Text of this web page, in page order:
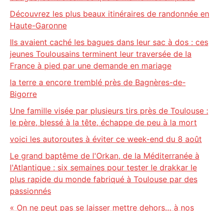
Découvrez les plus beaux itinéraires de randonnée en
Haute-Garonne
Ils avaient caché les bagues dans leur sac à dos : ces
jeunes Toulousains terminent leur traversée de la
France à pied par une demande en mariage
la terre a encore tremblé près de Bagnères-de-
Bigorre
Une famille visée par plusieurs tirs près de Toulouse :
le père, blessé à la tête, échappe de peu à la mort
voici les autoroutes à éviter ce week-end du 8 août
Le grand baptême de l'Orkan, de la Méditerranée à
l'Atlantique : six semaines pour tester le drakkar le
plus rapide du monde fabriqué à Toulouse par des
passionnés
« On ne peut pas se laisser mettre dehors… à nos